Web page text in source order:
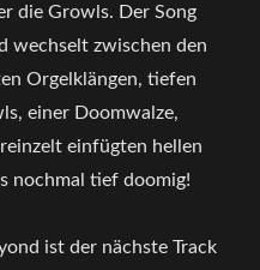
die Growls. Der Song
wechselt zwischen den
Orgelklängen, tiefen
einer Doomwalze,
einfügten hellen
nochmal tief doomig!
ist der nächste Track